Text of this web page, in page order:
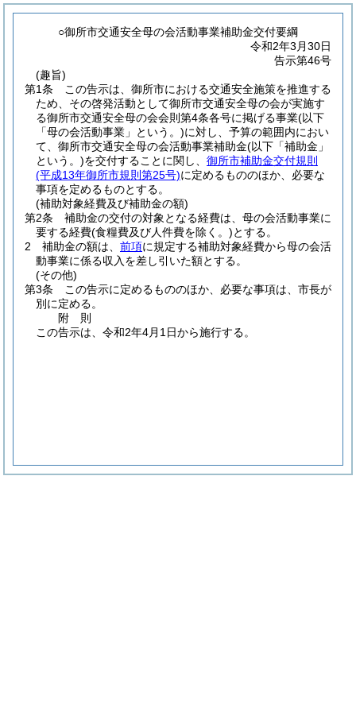
○御所市交通安全母の会活動事業補助金交付要綱
令和2年3月30日
告示第46号
(趣旨)
第1条
この告示は、御所市における交通安全施策を推進する
ため、その啓発活動として御所市交通安全母の会が実施す
る御所市交通安全母の会会則第4条各号に掲げる事業(以下
「母の会活動事業」という。)に対し、予算の範囲内におい
て、御所市交通安全母の会活動事業補助金(以下「補助金」
という。)を交付することに関し、 御所市補助金交付規則
(平成13年御所市規則第25号)に定めるもののほか、必要な
事項を定めるものとする。
(補助対象経費及び補助金の額)
第2条
補助金の交付の対象となる経費は、母の会活動事業に
要する経費(食糧費及び人件費を除く。)とする。
2
補助金の額は、 前項に規定する補助対象経費から母の会活
動事業に係る収入を差し引いた額とする。
(その他)
第3条
この告示に定めるもののほか、必要な事項は、市長が
別に定める。
附 則
この告示は、令和2年4月1日から施行する。